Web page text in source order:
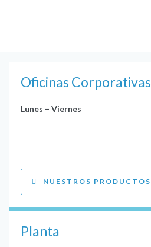
Oficinas Corporativas
Lunes – Viernes
NUESTROS PRODUCTOS
Planta